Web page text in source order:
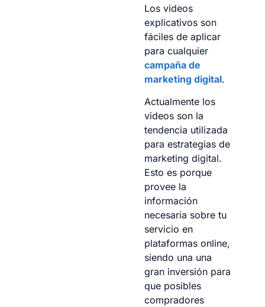
Los videos
explicativos son
fáciles de aplicar
para cualquier
campaña de
marketing digital.
Actualmente los
videos son la
tendencia utilizada
para estrategias de
marketing digital.
Esto es porque
provee la
información
necesaria sobre tu
servicio en
plataformas online,
siendo una una
gran inversión para
que posibles
compradores